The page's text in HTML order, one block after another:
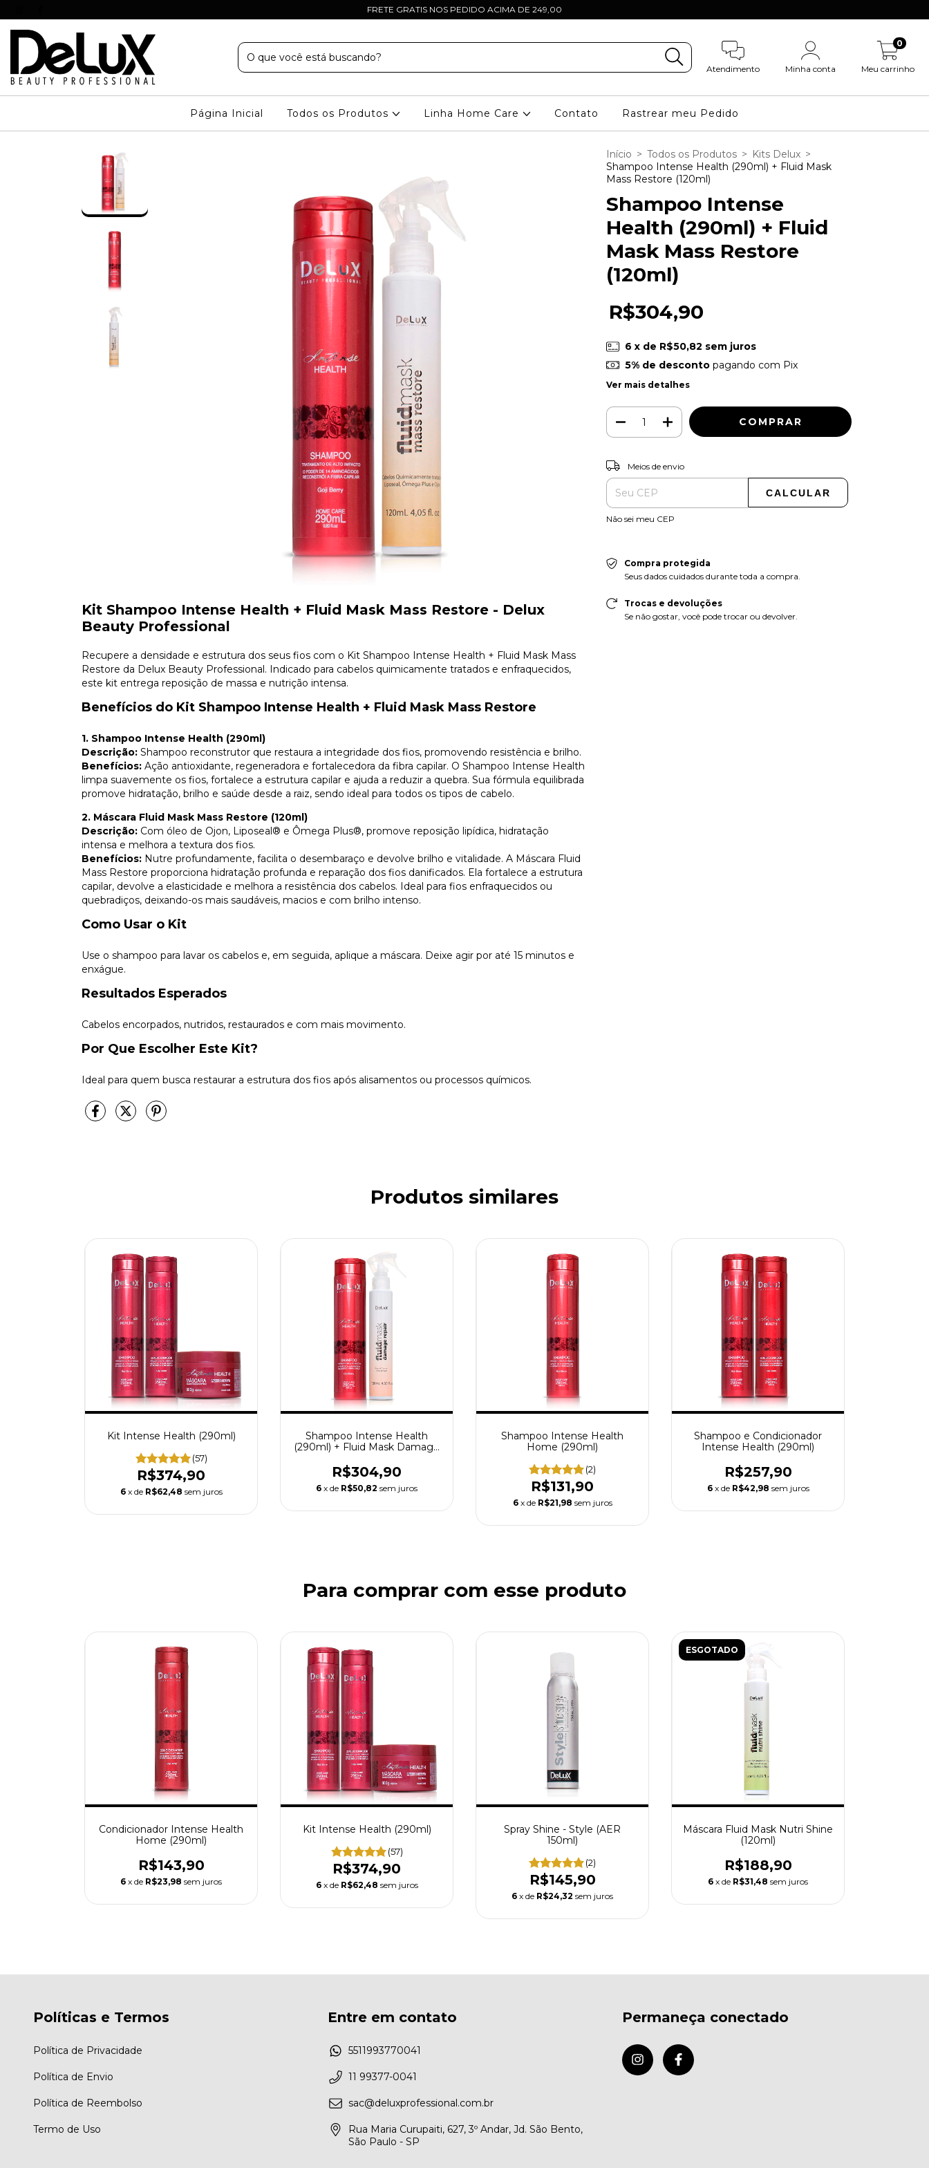
FRETE GRATIS NOS PEDIDO ACIMA DE 249,00
Atendimento Minha conta Meu carrinho
0
Página Inicial Todos os Produtos Linha Home Care Contato Rastrear meu Pedido
Kit Shampoo Intense Health + Fluid Mask Mass Restore - Delux
Beauty Professional
Recupere a densidade e estrutura dos seus fios com o Kit Shampoo Intense Health + Fluid Mask Mass
Restore da Delux Beauty Professional. Indicado para cabelos quimicamente tratados e enfraquecidos,
este kit entrega reposição de massa e nutrição intensa.
Benefícios do Kit Shampoo Intense Health + Fluid Mask Mass Restore
1. Shampoo Intense Health (290ml)
Descrição: Shampoo reconstrutor que restaura a integridade dos fios, promovendo resistência e brilho.
Benefícios: Ação antioxidante, regeneradora e fortalecedora da fibra capilar. O Shampoo Intense Health
limpa suavemente os fios, fortalece a estrutura capilar e ajuda a reduzir a quebra. Sua fórmula equilibrada
promove hidratação, brilho e saúde desde a raiz, sendo ideal para todos os tipos de cabelo.
2. Máscara Fluid Mask Mass Restore (120ml)
Descrição: Com óleo de Ojon, Liposeal® e Ômega Plus®, promove reposição lipídica, hidratação
intensa e melhora a textura dos fios.
Benefícios: Nutre profundamente, facilita o desembaraço e devolve brilho e vitalidade. A Máscara Fluid
Mass Restore proporciona hidratação profunda e reparação dos fios danificados. Ela fortalece a estrutura
capilar, devolve a elasticidade e melhora a resistência dos cabelos. Ideal para fios enfraquecidos ou
quebradiços, deixando-os mais saudáveis, macios e com brilho intenso.
Como Usar o Kit
Use o shampoo para lavar os cabelos e, em seguida, aplique a máscara. Deixe agir por até 15 minutos e
enxágue.
Resultados Esperados
Cabelos encorpados, nutridos, restaurados e com mais movimento.
Por Que Escolher Este Kit?
Ideal para quem busca restaurar a estrutura dos fios após alisamentos ou processos químicos.
Início > Todos os Produtos > Kits Delux >
Shampoo Intense Health (290ml) + Fluid Mask
Mass Restore (120ml)
Shampoo Intense
Health (290ml) + Fluid
Mask Mass Restore
(120ml)
R$304,90
6 x de R$50,82 sem juros
5% de descontopagando com Pix
Ver mais detalhes
Entregas para o CEP:
Meios de envio
CALCULAR
Não sei meu CEP
Compra protegida
Seus dados cuidados durante toda a compra.
Trocas e devoluções
Se não gostar, você pode trocar ou devolver.
Produtos similares
Kit Intense Health (290ml)
(57)
R$374,90
6 x de R$62,48 sem juros
Shampoo Intense Health
(290ml) + Fluid Mask Damage
R$304,90
6 x de R$50,82 sem juros
Shampoo Intense Health
Home (290ml)
(2)
R$131,90
6 x de R$21,98 sem juros
Shampoo e Condicionador
Intense Health (290ml)
R$257,90
6 x de R$42,98 sem juros
Para comprar com esse produto
Condicionador Intense Health
Home (290ml)
R$143,90
6 x de R$23,98 sem juros
Kit Intense Health (290ml)
(57)
R$374,90
6 x de R$62,48 sem juros
Spray Shine - Style (AER
150ml)
(2)
R$145,90
6 x de R$24,32 sem juros
ESGOTADO
Máscara Fluid Mask Nutri Shine
(120ml)
R$188,90
6 x de R$31,48 sem juros
Políticas e Termos
Política de Privacidade
Política de Envio
Política de Reembolso
Termo de Uso
Entre em contato
5511993770041
11 99377-0041
sac@deluxprofessional.com.br
Rua Maria Curupaiti, 627, 3º Andar, Jd. São Bento,
São Paulo - SP
Permaneça conectado